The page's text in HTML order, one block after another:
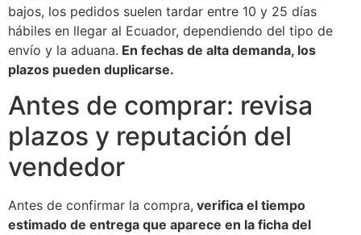
bajos, los pedidos suelen tardar entre 10 y 25 días
hábiles en llegar al Ecuador, dependiendo del tipo de
envío y la aduana. En fechas de alta demanda, los
plazos pueden duplicarse.
Antes de comprar: revisa
plazos y reputación del
vendedor
Antes de confirmar la compra, verifica el tiempo
estimado de entrega que aparece en la ficha del